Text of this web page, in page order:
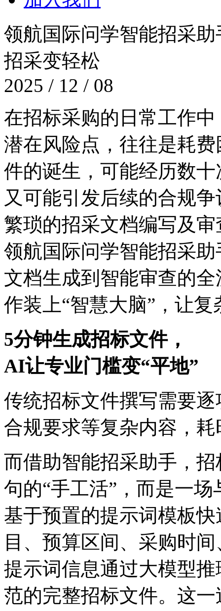
领航国际问学智能招采助手
招采变轻松
2025 / 12 / 08
在招标采购的日常工作中
潜在风险点，往往是
件的诞生，可能经历数十
又可能引发后续的合规争
繁琐的招采文档编写及审
领航国际问学智能招采助
文档生成到智能审查的全
作装上“智慧大脑”，让
5分钟生成招标文件，
AI让专业门槛变“平地”
传统招标文件撰写需要逐项
合规要求等复杂内容
而借助智能招采助手
句的“手工活”，而是
基于预置的提示词模板
目、预算区间、采购时
提示词信息通过大模型推
范的完整招标文件。这